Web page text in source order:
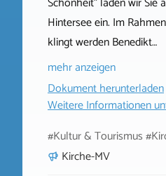
Hintersee ein. Im
klingt werden Benedikt…
mehr anzeigen
Dokument herunterladen
Weitere Informationen
#Kultur & Tourismus
Kirche-MV